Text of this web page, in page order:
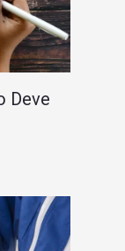
Deve